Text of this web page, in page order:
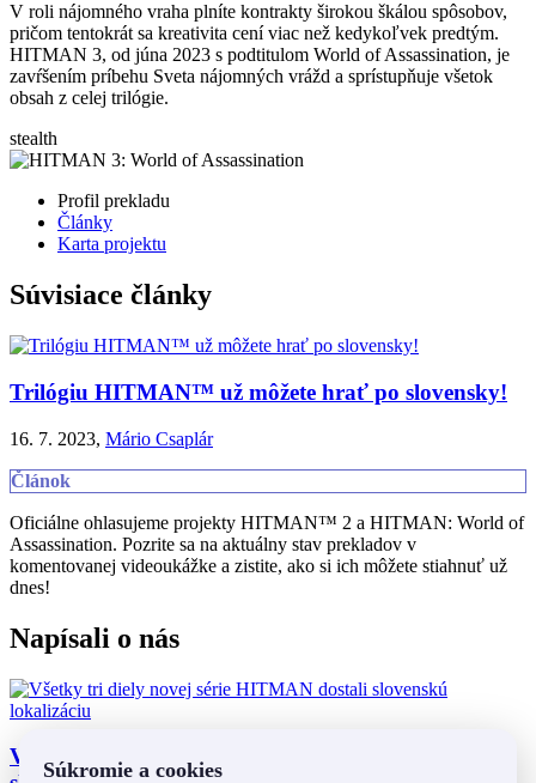
V roli nájomného vraha plníte kontrakty širokou škálou spôsobov,
pričom tentokrát sa kreativita cení viac než kedykoľvek predtým.
HITMAN 3, od júna 2023 s podtitulom World of Assassination, je
zavŕšením príbehu Sveta nájomných vrážd a sprístupňuje všetok
obsah z celej trilógie.
stealth
Profil prekladu
Články
Karta projektu
Súvisiace články
Trilógiu HITMAN™ už môžete hrať po slovensky!
16. 7. 2023, Mário Csaplár
Článok
Oficiálne ohlasujeme projekty HITMAN™ 2 a HITMAN: World of
Assassination. Pozrite sa na aktuálny stav prekladov v
komentovanej videoukážke a zistite, ako si ich môžete stiahnuť už
dnes!
Napísali o nás
Všetky tri diely novej série HITMAN dostali
Súkromie a cookies